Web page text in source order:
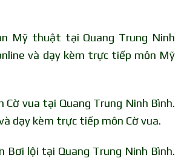
Mỹ thuật tại Quang Trung Ninh
và dạy kèm trực tiếp môn Mỹ
Cờ vua tại Quang Trung Ninh Bình.
dạy kèm trực tiếp môn Cờ vua.
Bơi lội tại Quang Trung Ninh Bình.